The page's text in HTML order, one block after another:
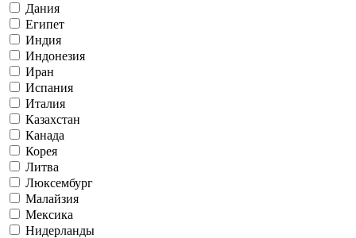
Дания
Египет
Индия
Индонезия
Иран
Испания
Италия
Казахстан
Канада
Корея
Литва
Люксембург
Малайзия
Мексика
Нидерланды